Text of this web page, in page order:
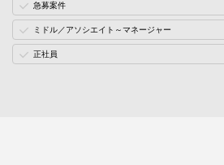
急募案件
ミドル／アソシエイト～マネージャー
正社員